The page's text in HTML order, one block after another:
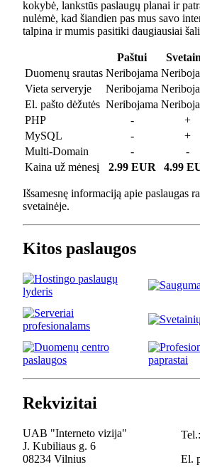
kokybė, lankstūs paslaugų planai ir
nulėmė, kad šiandien pas mus savo
talpina ir mumis pasitiki daugiausiai
Paštui
Duomenų srautas Neribojama
Vieta serveryje
Neribojama
El. pašto dėžutės Neribojama
PHP
- +
MySQL
- +
Multi-Domain
- -
Kaina už mėnesį
2.99 EUR 4.99
Išsamesnę informaciją apie paslaugas
svetainėje.
Kitos paslaugos
Rekvizitai
UAB "Interneto vizija"
J. Kubiliaus g. 6
08234 Vilnius
Tel.:
El.